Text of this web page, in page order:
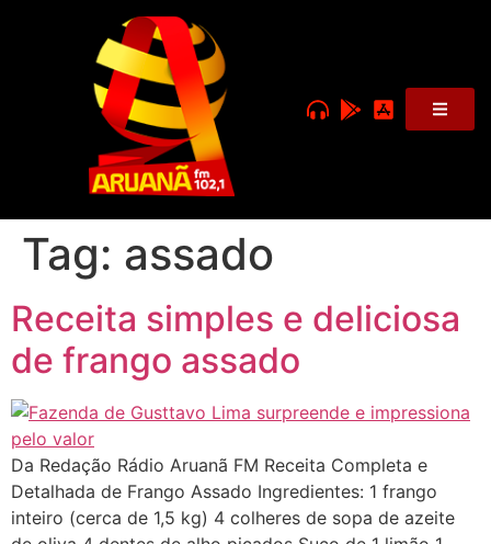
Tag: assado
Receita simples e deliciosa
de frango assado
Da Redação Rádio Aruanã FM Receita Completa e
Detalhada de Frango Assado Ingredientes: 1 frango
inteiro (cerca de 1,5 kg) 4 colheres de sopa de azeite